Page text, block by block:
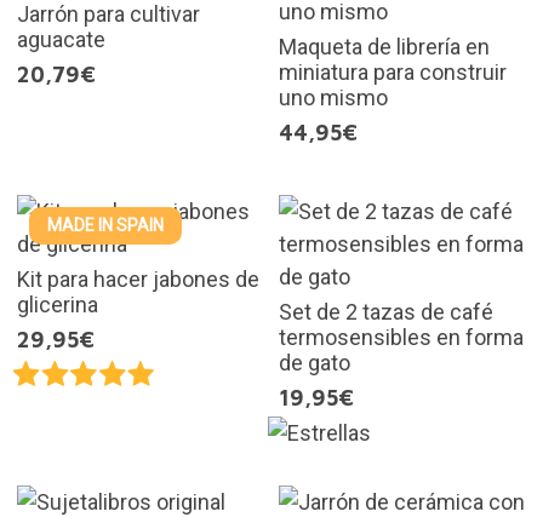
Jarrón para cultivar
aguacate
20,79€
Maqueta de librería en
miniatura para construir
uno mismo
44,95€
MADE IN SPAIN
Kit para hacer jabones de
glicerina
29,95€
Set de 2 tazas de café
termosensibles en forma
de gato
19,95€